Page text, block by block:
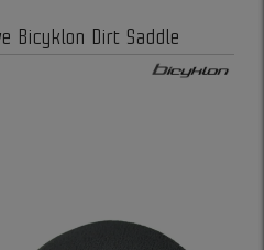
Bicyklon Dirt Saddle